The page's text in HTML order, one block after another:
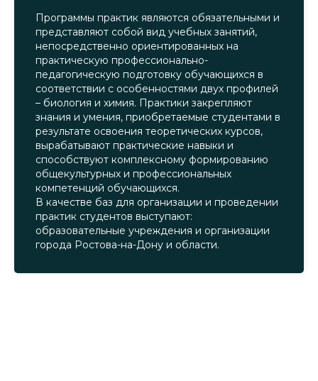
Программы практик являются обязательными и
представляют собой вид учебных занятий,
непосредственно ориентированных на
практическую профессионально-
педагогическую подготовку обучающихся в
соответствии с особенностями двух профилей
– биология и химия. Практики закрепляют
знания и умения, приобретаемые студентами в
результате освоения теоретических курсов,
вырабатывают практические навыки и
способствуют комплексному формированию
общекультурных и профессиональных
компетенций обучающихся.
В качестве баз для организации и проведении
практик студентов выступают:
образовательные учреждения и организации
города Ростова-на-Дону и области.